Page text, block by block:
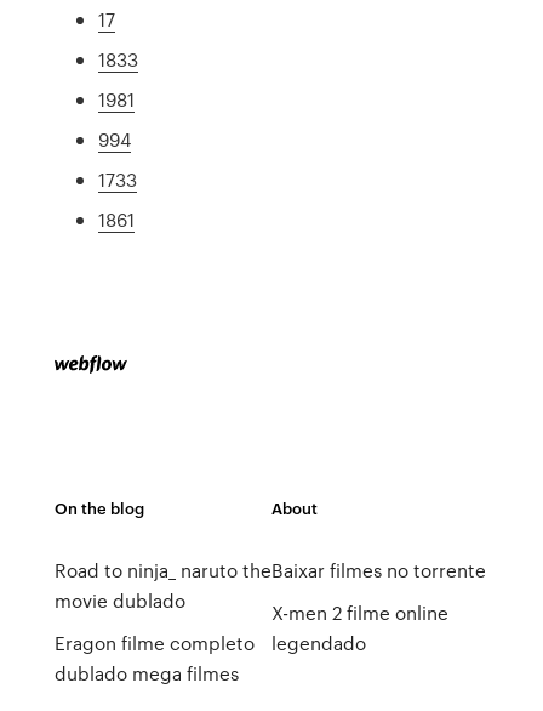
17
1833
1981
994
1733
1861
On the blog
Road to ninja_ naruto the
movie dublado
Eragon filme completo
dublado mega filmes
About
Baixar filmes no torrente
X-men 2 filme online
legendado